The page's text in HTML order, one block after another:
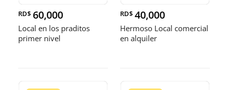
RD$ 60,000
Local en los praditos
primer nivel
RD$ 40,000
Hermoso Local comercial
en alquiler